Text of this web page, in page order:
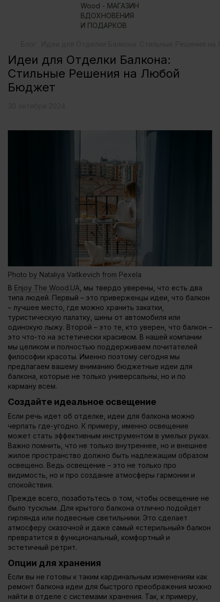
Идеи для Отделки Балкона:
Стильные Решения на Любой
Бюджет
Photo by Nataliya Vaitkevich from Pexela
В Enjoy The Wood.UA , мы твердо уверены, что есть два
типа людей. Первый – это приверженцы идеи, что балкон
– лучшее место, где можно хранить закатки,
туристическую палатку, шины от автомобиля или
одинокую лыжу. Второй – это те, кто уверен, что балкон –
это что-то на эстетически красивом. В нашей компании
мы целиком и полностью поддерживаем почитателей
философии красоты. Именно поэтому сегодня мы
предлагаем вашему вниманию бюджетные идеи для
балкона, которые не только универсальны, но и по
карману всем.
Создайте идеальное освещение
Если речь идет об отделке, идеи для балкона можно
черпать где-угодно. К примеру, именно освещение
может стать эффективным инструментом в умелых руках.
Важно помнить, что не только внутреннее, но и внешнее
жилое пространство должно быть надлежащим образом
освещено. Ведь освещение – это не только про
видимость, но и про создание атмосферы гармонии и
спокойствия.
Прежде всего, позаботьтесь о том, чтобы освещение не
было тусклым. Для крытого балкона отлично подойдет
гирлянда или подвесные светильники. Это сделает
атмосферу сказочной и даже самый «стерильный» балкон
превратится в функциональный, комфортный и
эстетичный ретрит.
Опции для хранения
Если вы не готовы к таким кардинальным изменениям как
ремонт балкона идеи для быстрого преображения можно
найти в отделе с системами хранения. Так, к примеру,